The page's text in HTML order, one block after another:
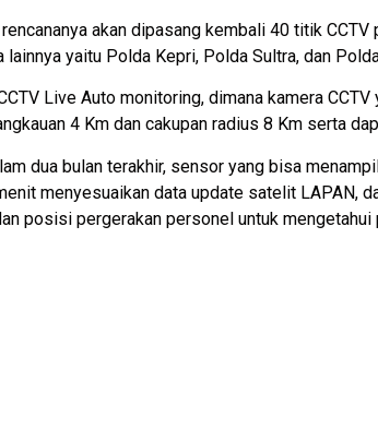
akan dipasang kembali 40 titik
yaitu Polda Kepri, Polda Sultra, dan
Live Auto monitoring, dimana kamera
4 Km dan cakupan radius 8 Km serta
dua bulan terakhir, sensor yang bisa
menyesuaikan data update satelit LAPAN,
posisi pergerakan personel untuk